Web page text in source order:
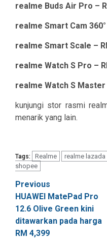
realme Buds Air Pro –
realme Smart Cam
realme Smart Scale –
realme Watch S Pro –
realme Watch S Master
kunjungi stor rasmi
menarik yang lain.
Tags: Realme realme lazada
shopee
Post
navigation
Previous
HUAWEI MatePad Pro
12.6 Olive Green kini
ditawarkan pada harga
RM 4,399